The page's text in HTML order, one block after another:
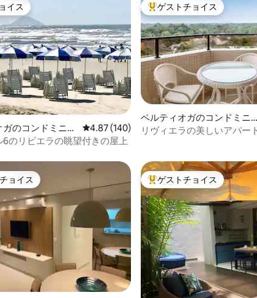
つ星の平均評価
イス
イス
のコンドミニア
レビュー140件、5つ星中4.87つ星の平均評
4.87 (140)
6のリビエラの眺望付きの屋上
大好評のゲストチョイスです
ゲストチョイス
ベルティオガのコンドミニア
ム
リヴィエラの美しいアパート
ストチョイスです。
ョイス 大好評のゲストチョイスです
ゲストチョイス